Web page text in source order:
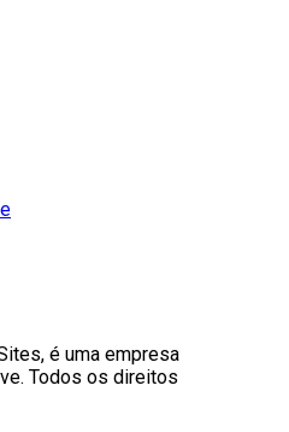
é uma empresa
Todos os direitos